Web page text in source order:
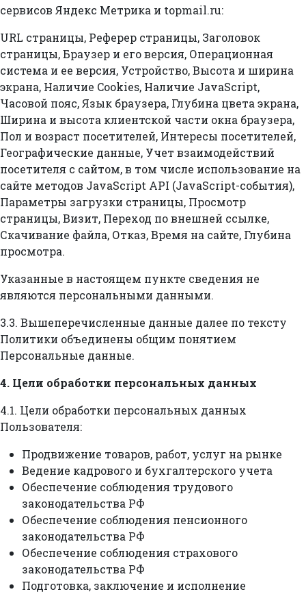
сервисов Яндекс Метрика и topmail.ru:
URL страницы, Реферер страницы, Заголовок
страницы, Браузер и его версия, Операционная
система и ее версия, Устройство, Высота и ширина
экрана, Наличие Cookies, Наличие JavaScript,
Часовой пояс, Язык браузера, Глубина цвета экрана,
Ширина и высота клиентской части окна браузера,
Пол и возраст посетителей, Интересы посетителей,
Географические данные, Учет взаимодействий
посетителя с сайтом, в том числе использование на
сайте методов JavaScript API (JavaScript-события),
Параметры загрузки страницы, Просмотр
страницы, Визит, Переход по внешней ссылке,
Скачивание файла, Отказ, Время на сайте, Глубина
просмотра.
Указанные в настоящем пункте сведения не
являются персональными данными.
3.3. Вышеперечисленные данные далее по тексту
Политики объединены общим понятием
Персональные данные.
4. Цели обработки персональных данных
4.1. Цели обработки персональных данных
Пользователя:
Продвижение товаров, работ, услуг на рынке
Ведение кадрового и бухгалтерского учета
Обеспечение соблюдения трудового
законодательства РФ
Обеспечение соблюдения пенсионного
законодательства РФ
Обеспечение соблюдения страхового
законодательства РФ
Подготовка, заключение и исполнение